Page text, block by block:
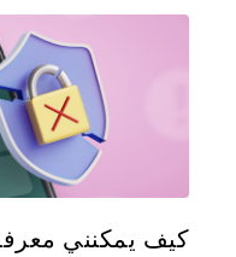
كيف يمكنني